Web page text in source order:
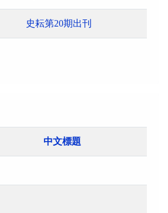
史耘第20期出刊
中文標題